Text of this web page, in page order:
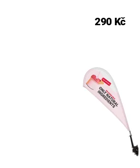
290 Kč